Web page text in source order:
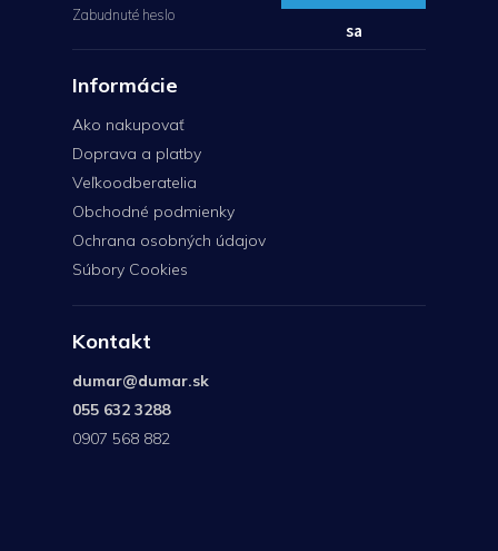
sa
Zabudnuté heslo
Informácie
Ako nakupovať
Doprava a platby
Veľkoodberatelia
Obchodné podmienky
Ochrana osobných údajov
Súbory Cookies
Kontakt
dumar@dumar.sk
055 632 3288
0907 568 882